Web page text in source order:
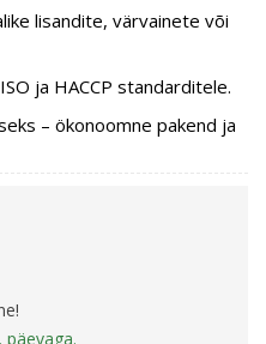
lisandite, värvainete või
ja HACCP standarditele.
– ökonoomne pakend ja